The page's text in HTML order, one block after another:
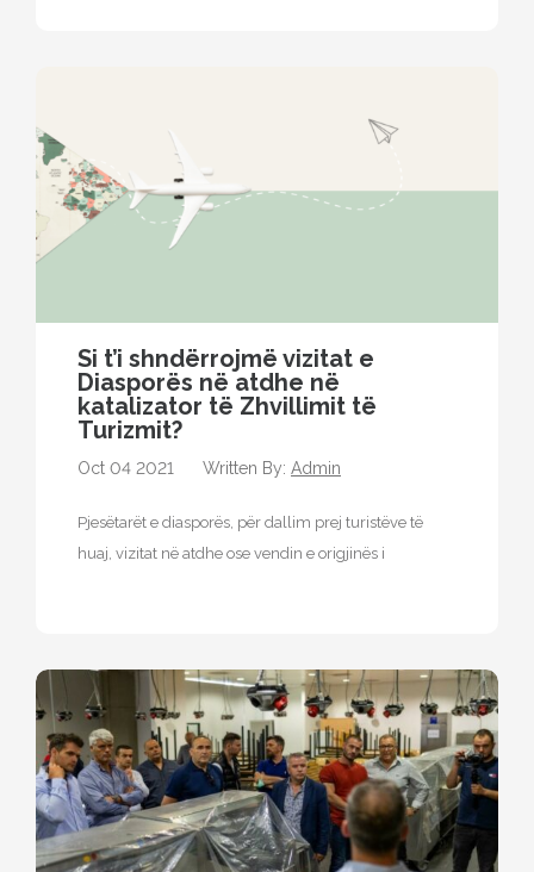
Si t’i shndërrojmë vizitat e
Diasporës ​​në atdhe në
katalizator të Zhvillimit të
Turizmit?
Oct 04 2021 Written By: Admin
Pjesëtarët e diasporës, për dallim prej turistëve të
huaj, vizitat në atdhe ose vendin e origjinës i